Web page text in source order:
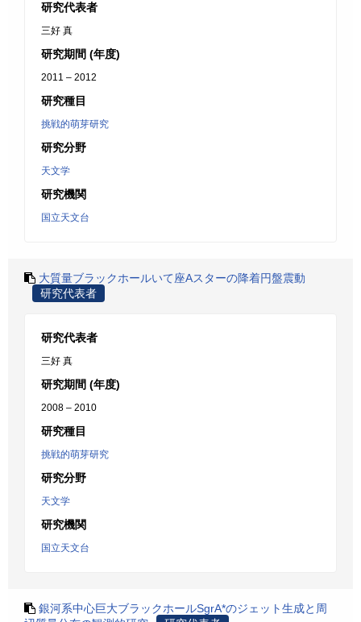
研究代表者
三好 真
研究期間 (年度)
2011 – 2012
研究種目
挑戦的萌芽研究
研究分野
天文学
研究機関
国立天文台
大質量ブラックホールいて座Aスターの降着円盤震動
研究代表者
研究代表者
三好 真
研究期間 (年度)
2008 – 2010
研究種目
挑戦的萌芽研究
研究分野
天文学
研究機関
国立天文台
銀河系中心巨大ブラックホールSgrA*のジェット生成と周